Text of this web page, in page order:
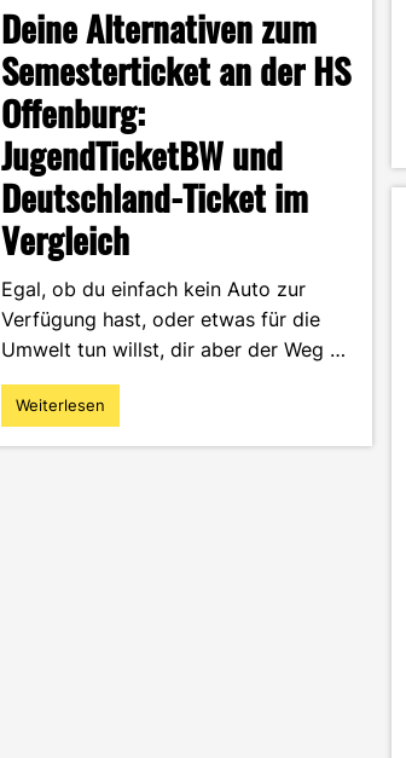
Deine Alternativen zum
Semesterticket an der HS
Offenburg:
JugendTicketBW und
Deutschland-Ticket im
Vergleich
Egal, ob du einfach kein Auto zur
Verfügung hast, oder etwas für die
Umwelt tun willst, dir aber der Weg …
"Deine
Alternativen
Weiterlesen